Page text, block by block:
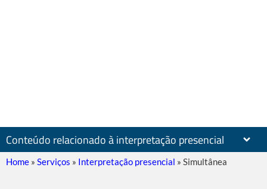
Conteúdo relacionado à interpretação presencial
Home » Serviços » Interpretação presencial » Simultânea